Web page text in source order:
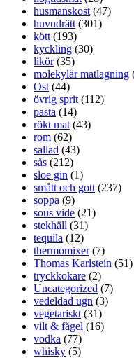
husmanskost (47)
huvudrätt (301)
kött (193)
kyckling (30)
likör(35)
molekylär matlagning
Ost (44)
övrig sprit (112)
pasta (14)
rökt mat (43)
rom (62)
sallad (43)
sås (212)
sloe gin (1)
smått och gott (237)
soppa (9)
sous vide (21)
stekhäll (31)
tequila (12)
thermomixer(7)
Thomas Karlstein (51)
tryckkokare (2)
Uncategorized (7)
vedeldad ugn (3)
vegetariskt (31)
vilt & fågel (16)
vodka (77)
whisky (5)